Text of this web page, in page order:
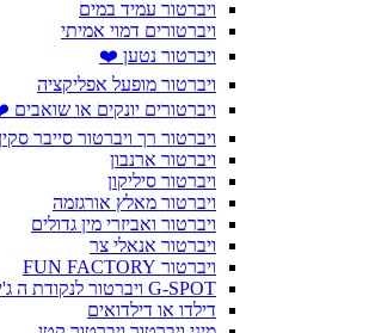
ויברטור עמיד במים
ויברטורים דמוי אמיתי
ויברטור נטען ❤️
ויברטור מופעל אפליקציה
ויברטורים יונקים או
ויברטור רך ויברטור סייבר
ויברטור ארנבון
ויברטור סיליקון
ויברטור מאלץ אורגזמה
ויברטור ואביזרי מין גדולים
ויברטור אנאלי צר
ויברטור FUN FACTORY
G-SPOT ויברטור לנקודת ה ג'י
דילדו או דילדואים